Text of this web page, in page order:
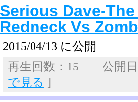
Serious Dave-
Redneck Vs
2015/04/13 に公開
再生回数：15 公開
で見る ]